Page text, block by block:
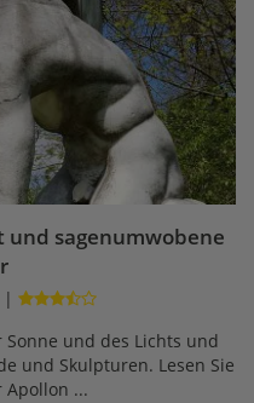
und sagenumwobene
|
und des Lichts und
und Skulpturen. Lesen Sie
...